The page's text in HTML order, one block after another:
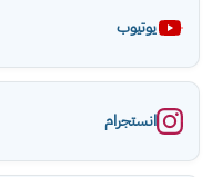
يوتيوب
انستجرام